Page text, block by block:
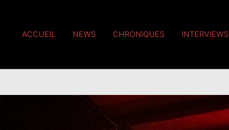
ACCUEIL NEWS CHRONIQUES INTERVIEWS